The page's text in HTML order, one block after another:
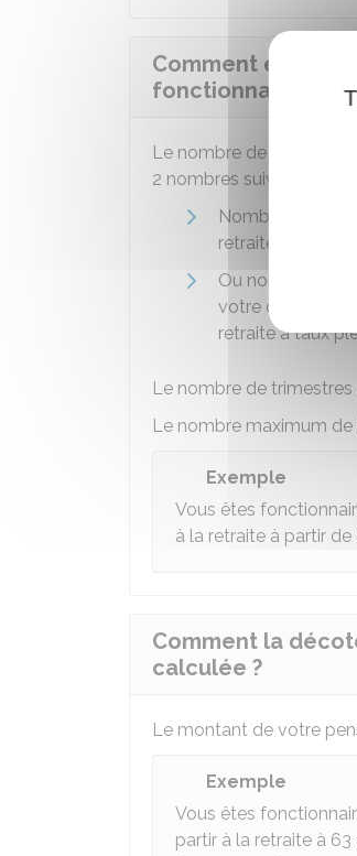
Comment est
fonctionnaire ?
Le nombre de
2 nombres suivants :
Nombre de
retraite et l'âge
Ou nombre de
votre départ à la
retraite à taux
Le nombre de trimestres
Le nombre maximum
Exemple
Vous êtes
à la retraite à partir
Comment la
calculée ?
Le montant de votre
Exemple
Vous êtes
partir à la retraite à 63